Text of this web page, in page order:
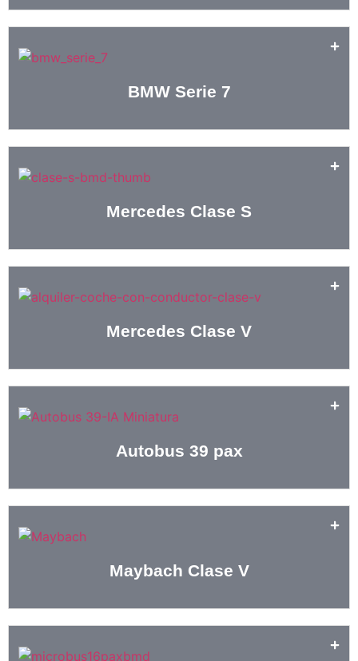
BMW Serie 7
Mercedes Clase S
Mercedes Clase V
Autobus 39 pax
Maybach Clase V